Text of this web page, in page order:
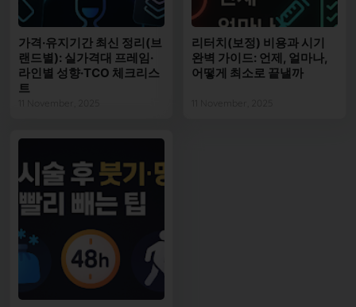
가격·유지기간 최신 정리(브
랜드별): 실가격대 프레임·
라인별 성향·TCO 체크리스
트
리터치(보정) 비용과 시기
완벽 가이드: 언제, 얼마나,
어떻게 최소로 끝낼까